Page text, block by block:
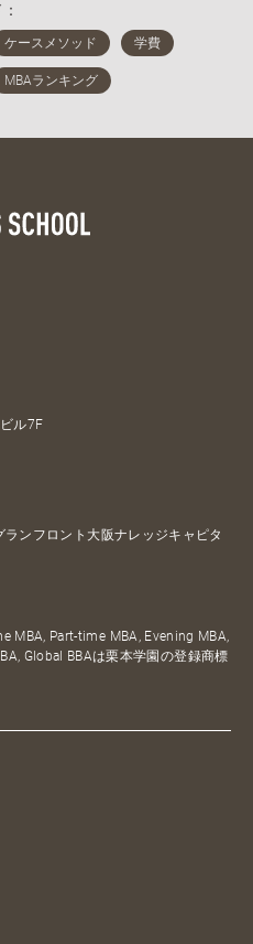
ル7F
ンフロント大阪ナレッジキャピタ
MBA, Part-time MBA, Evening MBA,
Global BBAは栗本学園の登録商標